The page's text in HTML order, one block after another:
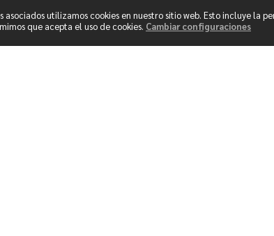
utilizamos cookies en nuestro sitio web. Esto incluye la
que acepta el uso de cookies. Cambiar configuraciones